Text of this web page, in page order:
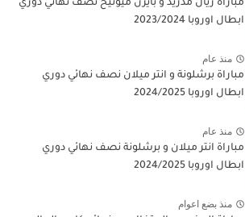
مباراة ريال مدريد و بايرن ميونيخ نصف نهائي دوري
ابطال اوروبا 2023/2024
منذ عام
مباراة برشلونة و انتر ميلان نصف نهائي دوري
ابطال اوروبا 2024/2025
منذ عام
مباراة انتر ميلان و برشلونة نصف نهائي دوري
ابطال اوروبا 2024/2025
منذ بضع اعوام